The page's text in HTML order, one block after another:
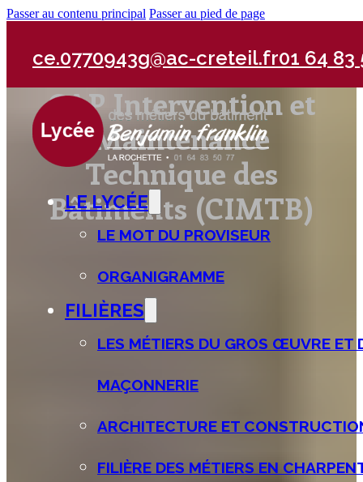
Passer au contenu principal Passer au pied de page
ce.0770943g@ac-creteil.fr01 64 83
LE LYCÉE
LE MOT DU PROVISEUR
ORGANIGRAMME
FILIÈRES
LES MÉTIERS DU GROS ŒUVRE ET
MAÇONNERIE
ARCHITECTURE ET
FILIÈRE DES MÉTIERS EN
CAP Intervention et
Maintenance
Technique des
Bâtiments (CIMTB)